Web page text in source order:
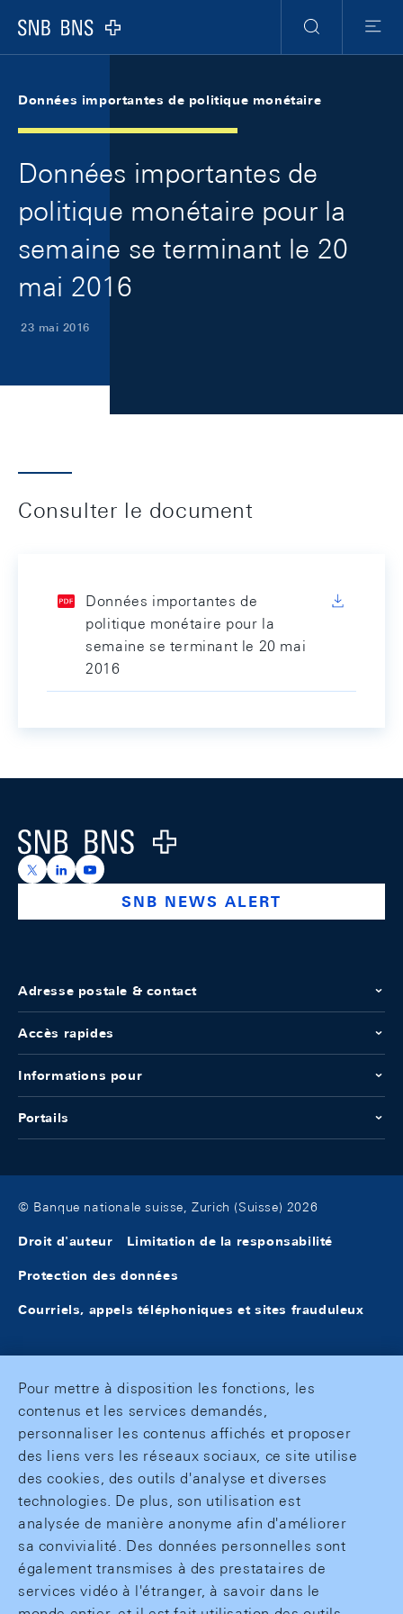
Logo
RechercheMenu
Données importantes de politique monétaire
Données importantes de
politique monétaire pour la
semaine se terminant le 20
mai 2016
23 mai 2016
Consulter le document
Données importantes de
politique monétaire pour la
semaine se terminant le 20 mai
2016
Logo
https://x.com/snb_bns
https://ch.linkedin.com/company/swiss-national-
https://www.youtube.com/@swissnationalbank
SNB NEWS ALERT
Adresse postale & contact
Accès rapides
Informations pour
Portails
© Banque nationale suisse, Zurich (Suisse) 2026
Droit d'auteur Limitation de la responsabilité
Protection des données
Courriels, appels téléphoniques et sites frauduleux
Pour mettre à disposition les fonctions, les
contenus et les services demandés,
personnaliser les contenus affichés et proposer
des liens vers les réseaux sociaux, ce site utilise
des cookies, des outils d'analyse et diverses
technologies. De plus, son utilisation est
analysée de manière anonyme afin d'améliorer
sa convivialité. Des données personnelles sont
également transmises à des prestataires de
services vidéo à l'étranger, à savoir dans le